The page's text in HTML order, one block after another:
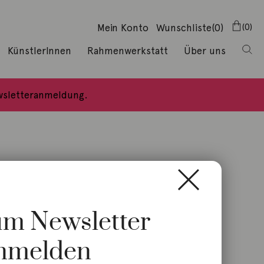
Mein Konto (0)
Wunschliste 0
KünstlerInnen Rahmenwerkstatt Über uns
Newsletter